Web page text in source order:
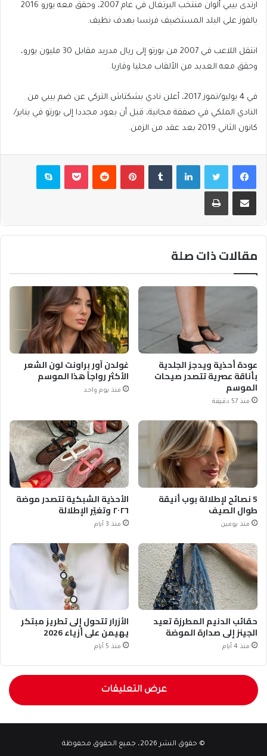
ارتدى بيبي ألوان منتخب البرتغال في عام 2007، وحقق معه يورو 2016
بالفوز على البلد المستضيف فرنسا بهدف نظيف.
انتقل اللاعب في 2007 من بورتو إلى ريال مدريد مقابل 30 مليون يورو،
وحقق معه العديد من الألقاب محليا وقاريا.
في 4 يوليو/تموز 2017، أعلن نادي بشكتاش التركي عن ضم بيبي من
النادي الملكي في صفقة مجانية، قبل أن يعود مجددا إلى بورتو في يناير/
كانون الثاني 2019 بعد عقد من الزمن.
فيسبوكتويتر لينكدإن بينتيريست بوكيت سكايب
مشاركة عبر البريد طباعة
مقالات ذات صلة
عودة أحذية ويدجز الجلدية
بأناقة عصرية تتصدر صيحات
الموسم
منذ 57 دقيقة
غولدن آور براونت لون الشعر
الأكثر رواجاً هذا الموسم
منذ يوم واحد
5 نصائح لإطلالة بوب أنيقة
طوال الصيف
منذ يومين
الأحذية الشبكية تتصدر موضة
٢٠٢٦ وتغيّر الإطلالة
منذ 3 أيام
حقائب الدنيم المطرزة تعيد
الجينز إلى صدارة الموضة
منذ 4 أيام
الأزرار تتحول إلى تطريز مبتكر
يهيمن على أزياء 2026
منذ 5 أيام
عرض التعليقات
© حقوق النشر 2026، جميع الحقوق محفوظة